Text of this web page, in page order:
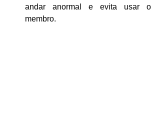
andar anormal e evita usar o
membro.